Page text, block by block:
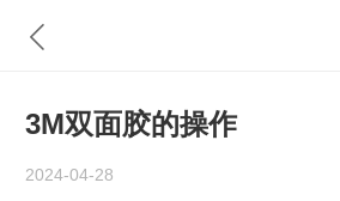
3M双面胶的操作
2024-04-28